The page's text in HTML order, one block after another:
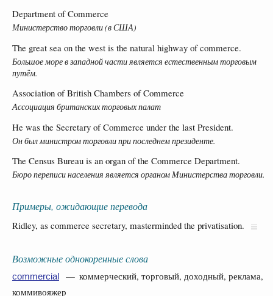
Department of Commerce
Министерство торговли (в США)
The great sea on the west is the natural highway of commerce.
Большое море в западной части является естественным торговым
путём.
Association of British Chambers of Commerce
Ассоциация британских торговых палат
He was the Secretary of Commerce under the last President.
Он был министром торговли при последнем президенте.
The Census Bureau is an organ of the Commerce Department.
Бюро переписи населения является органом Министерства торговли.
Примеры, ожидающие перевода
Ridley, as commerce secretary, masterminded the privatisation.
Возможные однокоренные слова
commercial
— коммерческий, торговый, доходный, реклама,
коммивояжер